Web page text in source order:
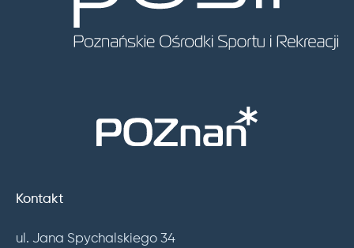
Kontakt
ul. Jana Spychalskiego 34